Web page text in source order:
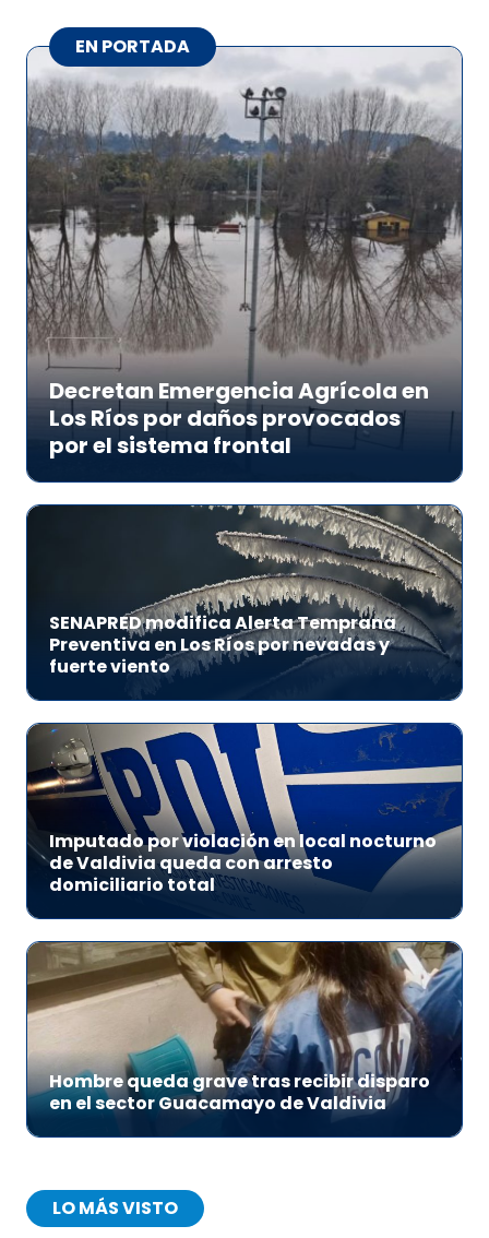
EN PORTADA
Decretan Emergencia Agrícola en
Los Ríos por daños provocados
por el sistema frontal
SENAPRED modifica Alerta Temprana
Preventiva en Los Ríos por nevadas y
fuerte viento
Imputado por violación en local nocturno
de Valdivia queda con arresto
domiciliario total
Hombre queda grave tras recibir disparo
en el sector Guacamayo de Valdivia
LO MÁS VISTO